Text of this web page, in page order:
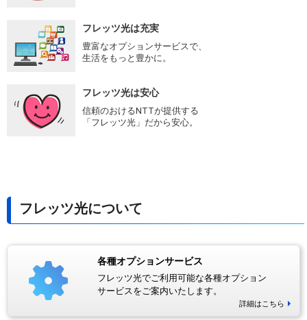
フレッツ光は充実
豊富なオプションサービスで、
生活をもっと豊かに。
フレッツ光は安心
信頼のおけるNTTが提供する
「フレッツ光」だから安心。
フレッツ光について
各種オプションサービス
フレッツ光でご利用可能な各種オプション
サービスをご案内いたします。
詳細はこちら